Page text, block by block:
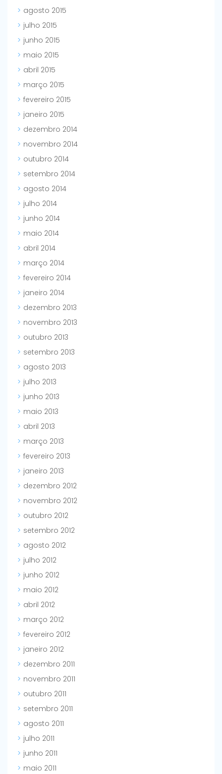
agosto 2015
julho 2015
junho 2015
maio 2015
abril 2015
março 2015
fevereiro 2015
janeiro 2015
dezembro 2014
novembro 2014
outubro 2014
setembro 2014
agosto 2014
julho 2014
junho 2014
maio 2014
abril 2014
março 2014
fevereiro 2014
janeiro 2014
dezembro 2013
novembro 2013
outubro 2013
setembro 2013
agosto 2013
julho 2013
junho 2013
maio 2013
abril 2013
março 2013
fevereiro 2013
janeiro 2013
dezembro 2012
novembro 2012
outubro 2012
setembro 2012
agosto 2012
julho 2012
junho 2012
maio 2012
abril 2012
março 2012
fevereiro 2012
janeiro 2012
dezembro 2011
novembro 2011
outubro 2011
setembro 2011
agosto 2011
julho 2011
junho 2011
maio 2011